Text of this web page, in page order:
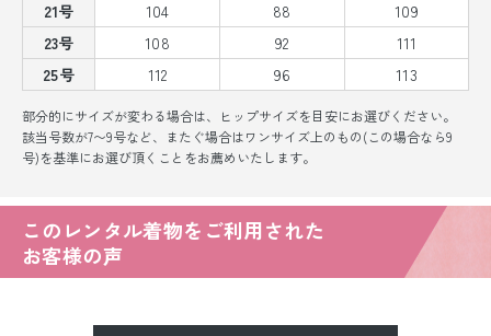
21号
104 88
109
23号
108 92
111
25号
112 96 113
部分的にサイズが変わる場合は、ヒップサイズを目安にお選びください。
該当号数が7〜9号など、またぐ場合はワンサイズ上のもの(この場合なら9
号)を基準にお選び頂くことをお薦めいたします。
このレンタル着物をご利用された
お客様の声